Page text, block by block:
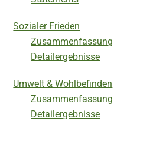
Sozialer Frieden
Zusammenfassung
Detailergebnisse
Umwelt & Wohlbefinden
Zusammenfassung
Detailergebnisse